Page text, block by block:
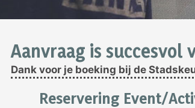
Aanvraag is succesvol
Dank voor je boeking bij de
Reservering Event/